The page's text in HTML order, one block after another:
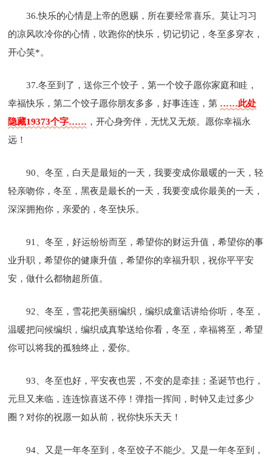
36.快乐的心情是上帝的恩赐，所在要经常喜乐。莫让习习
的凉风吹冷你的心情，吹跑你的快乐，切记切记，冬至多穿衣，
开心笑*。
37.冬至到了，送你三个饺子，第一个饺子愿你家庭和眭，
幸福快乐，第二个饺子愿你朋友多多，好事连连，第 ……此处
隐藏19373个字…… ，开心身旁伴，无忧又无烦。愿你幸福永
远！
90、冬至，白天是最短的一天，我要变成你最暖的一天，轻
轻亲吻你，冬至，黑夜是最长的一天，我要变成你最美的一天，
深深拥抱你，亲爱的，冬至快乐。
91、冬至，好运纷纷而至，希望你的财运升值，希望你的事
业升职，希望你的健康升值，希望你的幸福升职，祝你平平安
安，做什么都物超所值。
92、冬至，雪花把美丽编织，编织成童话讲给你听，冬至，
温暖把问候编织，编织成真挚送给你看，冬至，幸福将至，希望
你可以将我的孤独终止，爱你。
93、冬至也好，平安夜也罢，不变的是牵挂；圣诞节也行，
元旦又来临，连连惊喜送不停！弹指一挥间，时钟又走过多少
圈？对你的祝愿一如从前，祝你快乐天天！
94、又是一年冬至到，冬至饺子不能少。又是一年冬至到，